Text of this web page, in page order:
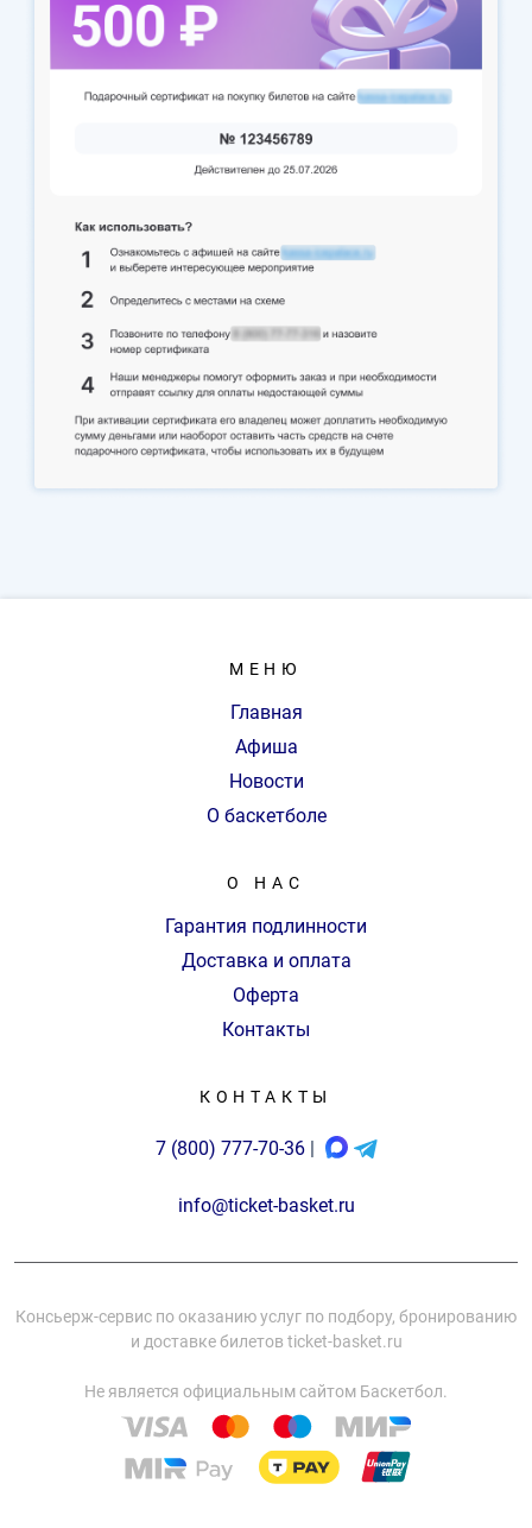
МЕНЮ
Главная
Афиша
Новости
О баскетболе
О НАС
Гарантия подлинности
Доставка и оплата
Оферта
Контакты
КОНТАКТЫ
7 (800) 777-70-36 |
info@ticket-basket.ru
Консьерж-сервис по оказанию услуг по подбору, бронированию
и доставке билетов ticket-basket.ru
Не является официальным сайтом Баскетбол.